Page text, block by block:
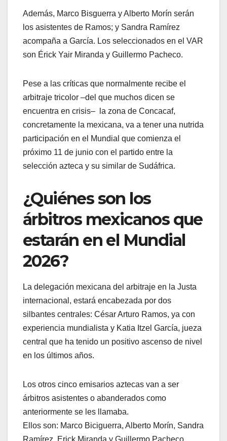
Además, Marco Bisguerra y Alberto Morín serán
los asistentes de Ramos; y Sandra Ramírez
acompaña a García. Los seleccionados en el VAR
son Érick Yair Miranda y Guillermo Pacheco.
Pese a las críticas que normalmente recibe el
arbitraje tricolor –del que muchos dicen se
encuentra en crisis– la zona de Concacaf,
concretamente la mexicana, va a tener una nutrida
participación en el Mundial que comienza el
próximo 11 de junio con el partido entre la
selección azteca y su similar de Sudáfrica.
¿Quiénes son los
árbitros mexicanos que
estarán en el Mundial
2026?
La delegación mexicana del arbitraje en la Justa
internacional, estará encabezada por dos
silbantes centrales: César Arturo Ramos, ya con
experiencia mundialista y Katia Itzel García, jueza
central que ha tenido un positivo ascenso de nivel
en los últimos años.
Los otros cinco emisarios aztecas van a ser
árbitros asistentes o abanderados como
anteriormente se les llamaba.
Ellos son: Marco Biciguerra, Alberto Morín, Sandra